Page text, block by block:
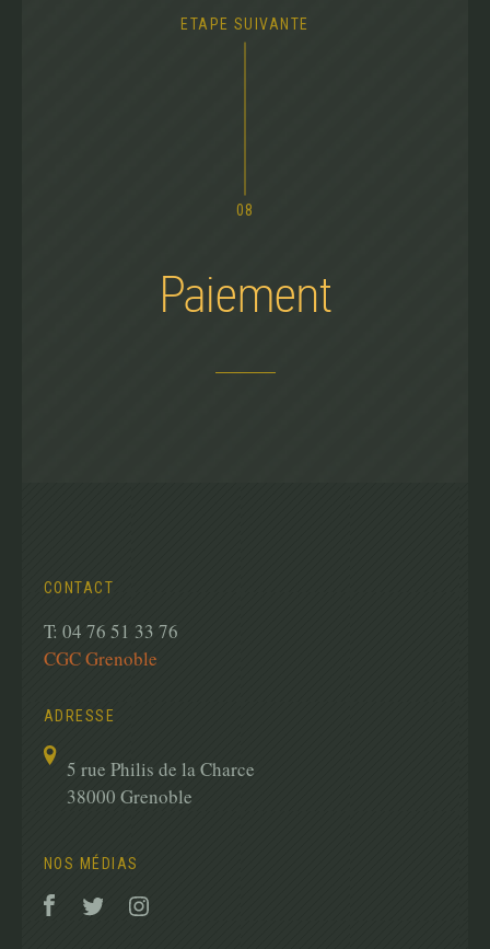
08
Paiement
ETAPE SUIVANTE
CONTACT
T: 04 76 51 33 76
CGC Grenoble
ADRESSE
5 rue Philis de la Charce
38000 Grenoble
NOS MÉDIAS